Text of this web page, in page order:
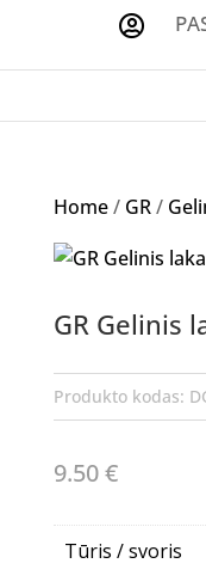

Home/ GR/
GR Gelinis
Produkto kodas:
9.50€
Tūris / svoris